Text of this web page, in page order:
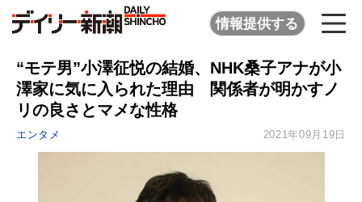
情報提供する
“モテ男”小澤征悦の結婚、NHK桑子アナが小
澤家に気に入られた理由 関係者が明かすノ
リの良さとマメな性格
エンタメ 2021年09月19日